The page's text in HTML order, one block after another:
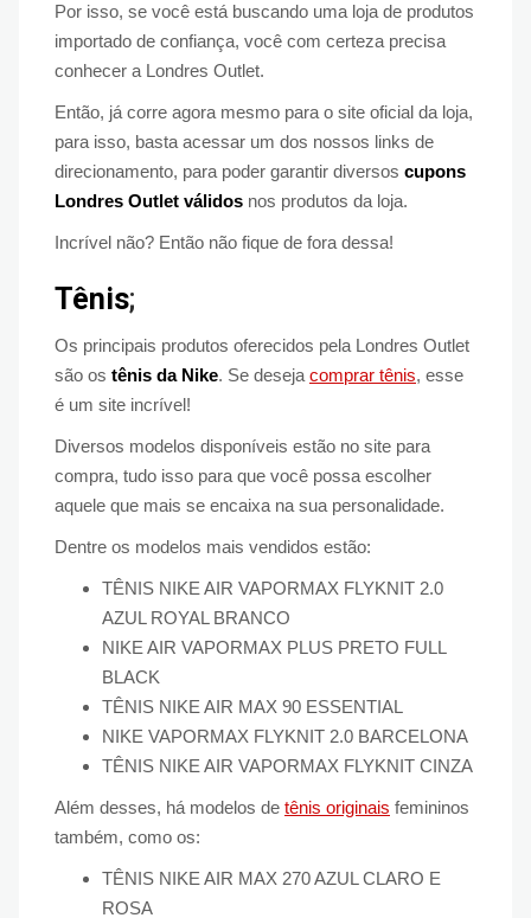
Por isso, se você está buscando uma loja de produtos
importado de confiança, você com certeza precisa
conhecer a Londres Outlet.
Então, já corre agora mesmo para o site oficial da loja,
para isso, basta acessar um dos nossos links de
direcionamento, para poder garantir diversos cupons
Londres Outlet válidos nos produtos da loja.
Incrível não? Então não fique de fora dessa!
Tênis;
Os principais produtos oferecidos pela Londres Outlet
são os tênis da Nike. Se deseja comprar tênis, esse
é um site incrível!
Diversos modelos disponíveis estão no site para
compra, tudo isso para que você possa escolher
aquele que mais se encaixa na sua personalidade.
Dentre os modelos mais vendidos estão:
TÊNIS NIKE AIR VAPORMAX FLYKNIT 2.0
AZUL ROYAL BRANCO
NIKE AIR VAPORMAX PLUS PRETO FULL
BLACK
TÊNIS NIKE AIR MAX 90 ESSENTIAL
NIKE VAPORMAX FLYKNIT 2.0 BARCELONA
TÊNIS NIKE AIR VAPORMAX FLYKNIT CINZA
Além desses, há modelos de tênis originais femininos
também, como os:
TÊNIS NIKE AIR MAX 270 AZUL CLARO E
ROSA